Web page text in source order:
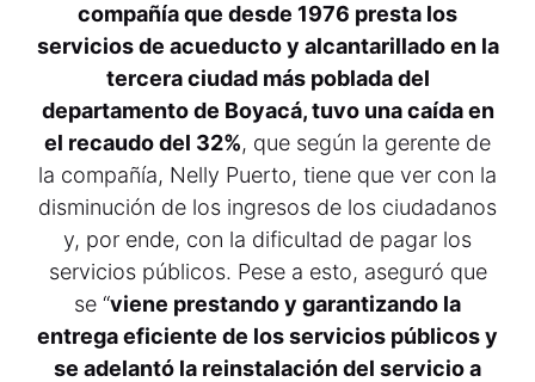
compañía que desde 1976 presta los
servicios de acueducto y alcantarillado en la
tercera ciudad más poblada del
departamento de Boyacá, tuvo una caída en
el recaudo del 32%, que según la gerente de
la compañía, Nelly Puerto, tiene que ver con la
disminución de los ingresos de los ciudadanos
y, por ende, con la dificultad de pagar los
servicios públicos. Pese a esto, aseguró que
se “viene prestando y garantizando la
entrega eficiente de los servicios públicos y
se adelantó la reinstalación del servicio a